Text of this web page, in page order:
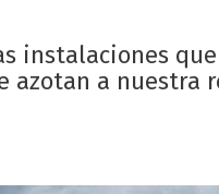
instalaciones
a nuestra